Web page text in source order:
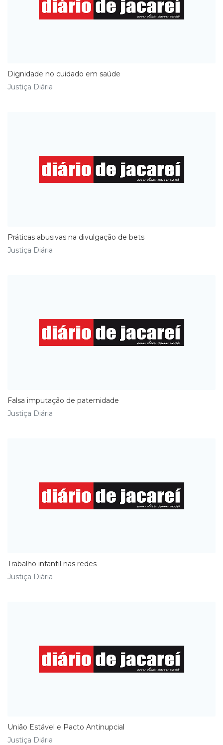
Dignidade no cuidado em saúde
Justiça Diária
Práticas abusivas na divulgação de bets
Justiça Diária
Falsa imputação de paternidade
Justiça Diária
Trabalho infantil nas redes
Justiça Diária
União Estável e Pacto Antinupcial
Justiça Diária